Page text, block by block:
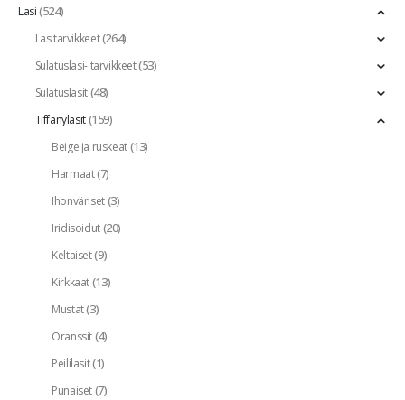
Lasi(524)
Lasitarvikkeet(264)
Sulatuslasi- tarvikkeet(53)
Sulatuslasit(48)
Tiffanylasit(159)
Beige ja ruskeat(13)
Harmaat(7)
Ihonväriset(3)
Iridisoidut(20)
Keltaiset(9)
Kirkkaat(13)
Mustat(3)
Oranssit(4)
Peililasit(1)
Punaiset(7)